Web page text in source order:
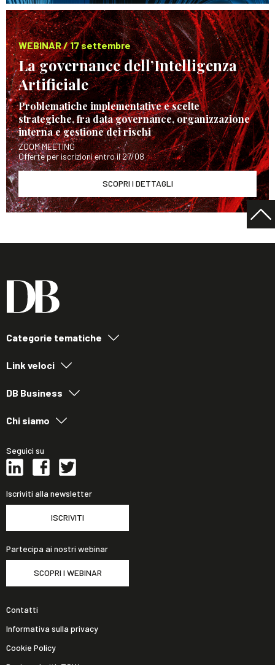
WEBINAR / 17 settembre
La governance dell’Intelligenza
Artificiale
Problematiche implementative e scelte
strategiche, fra data governance, organizzazione
interna e gestione dei rischi
ZOOM MEETING
Offerte per iscrizioni entro il 27/08
SCOPRI I DETTAGLI
Categorie tematiche
Link veloci
DB Business
Chi siamo
Seguici su
Iscriviti alla newsletter
ISCRIVITI
Partecipa ai nostri webinar
SCOPRI I WEBINAR
Contatti
Informativa sulla privacy
Cookie Policy